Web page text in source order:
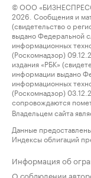
© ООО
2026. Сообщения и
(свидетельство о
выдано Федеральной
информационных
(Роскомнадзор)
издания «РБК»
информации выдано
информационных
(Роскомнадзор)
сопровождаются
Владельцем сайта
Данные
Индексы облигаций
Информация об
О соблюдении